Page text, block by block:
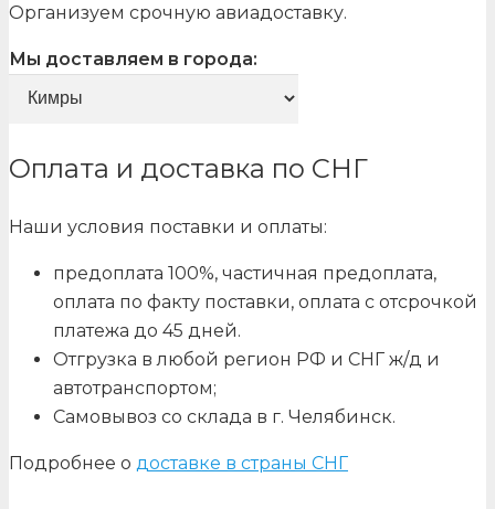
Организуем срочную авиадоставку.
Мы доставляем в города:
Оплата и доставка по СНГ
Наши условия поставки и оплаты:
предоплата 100%, частичная предоплата,
оплата по факту поставки, оплата с отсрочкой
платежа до 45 дней.
Отгрузка в любой регион РФ и СНГ ж/д и
автотранспортом;
Самовывоз со склада в г. Челябинск.
Подробнее о доставке в страны СНГ